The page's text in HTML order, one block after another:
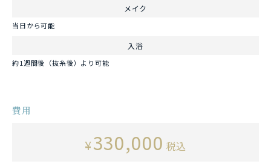
メイク
当日から可能
入浴
約1週間後（抜糸後）より可能
費用
¥330,000 税込